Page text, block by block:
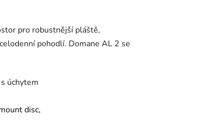
pro robustnější pláště,
pohodlí. Domane AL 2 se
úchytem
disc,